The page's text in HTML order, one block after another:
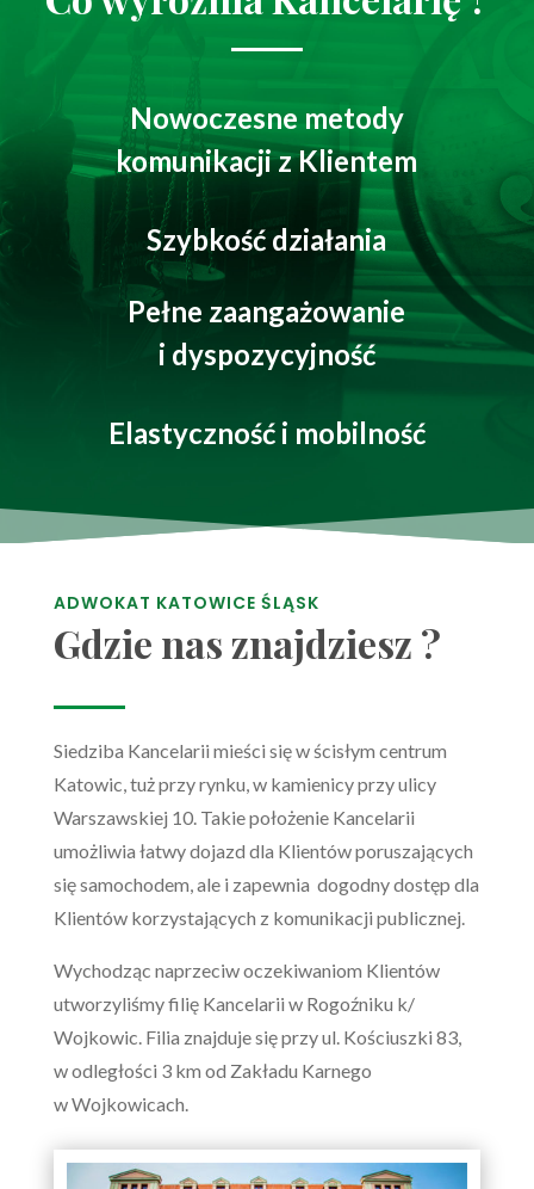
Nowoczesne metody
komunikacji z Klientem
Szybkość działania
Pełne zaangażowanie
i dyspozycyjność
Elastyczność i mobilność
ADWOKAT KATOWICE ŚLĄSK
Gdzie nas znajdziesz ?
Siedziba Kancelarii mieści się w ścisłym centrum
Katowic, tuż przy rynku, w kamienicy przy ulicy
Warszawskiej 10. Takie położenie Kancelarii
umożliwia łatwy dojazd dla Klientów poruszających
się samochodem, ale i zapewnia dogodny dostęp dla
Klientów korzystających z komunikacji publicznej.
Wychodząc naprzeciw oczekiwaniom Klientów
utworzyliśmy filię Kancelarii w Rogoźniku k/
Wojkowic. Filia znajduje się przy ul. Kościuszki 83,
w odległości 3 km od Zakładu Karnego
w Wojkowicach.